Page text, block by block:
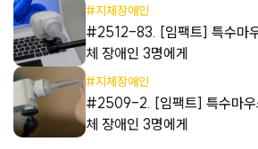
#지체장애인
#2512-83. [임팩트] 특수마
체 장애인 3명에게
#지체장애인
#2509-2. [임팩트] 특수마우
체 장애인 3명에게